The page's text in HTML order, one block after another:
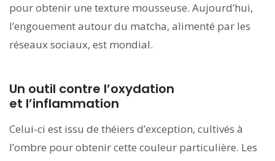
pour obtenir une texture mousseuse. Aujourd’hui,
l’engouement autour du matcha, alimenté par les
réseaux sociaux, est mondial.
Un outil contre l’oxydation
et l’inflammation
Celui-ci est issu de théiers d’exception, cultivés à
l’ombre pour obtenir cette couleur particulière. Les